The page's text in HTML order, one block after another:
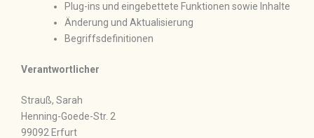
Plug-ins und eingebettete Funktionen sowie Inhalte
Änderung und Aktualisierung
Begriffsdefinitionen
Verantwortlicher
Strauß, Sarah
Henning-Goede-Str. 2
99092 Erfurt